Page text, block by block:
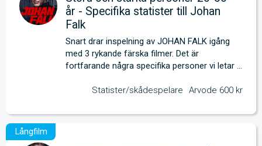
år - Specifika statister till Johan
Falk
Snart drar inspelning av JOHAN FALK igång
med 3 rykande färska filmer. Det är
fortfarande några specifika personer vi letar
Statister/skådespelare
Arvode 600 kr